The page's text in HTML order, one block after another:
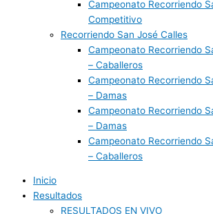
Campeonato Recorriendo
Competitivo
Recorriendo San José Calles
Campeonato Recorriendo
– Caballeros
Campeonato Recorriendo
– Damas
Campeonato Recorriendo
– Damas
Campeonato Recorriendo
– Caballeros
Inicio
Resultados
RESULTADOS EN VIVO